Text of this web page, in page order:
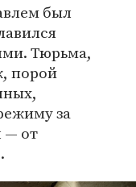
был
Тюрьма,
порой
за
— от